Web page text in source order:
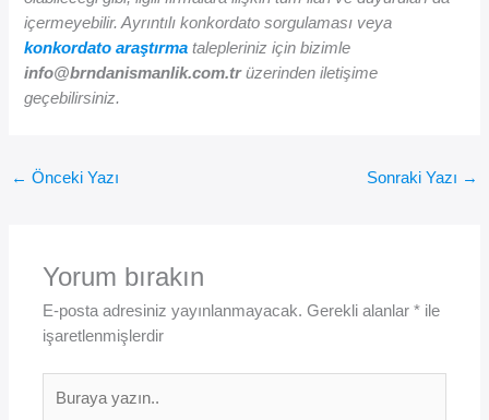
içermeyebilir. Ayrıntılı konkordato sorgulaması veya
konkordato araştırma talepleriniz için bizimle
info@brndanismanlik.com.trüzerinden iletişime
geçebilirsiniz.
← Önceki Yazı Sonraki Yazı →
Yorum bırakın
E-posta adresiniz yayınlanmayacak. Gerekli alanlar* ile
işaretlenmişlerdir
yazın..